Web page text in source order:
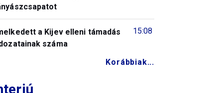
15:08
a Kijev elleni támadás
száma
Korábbiak...